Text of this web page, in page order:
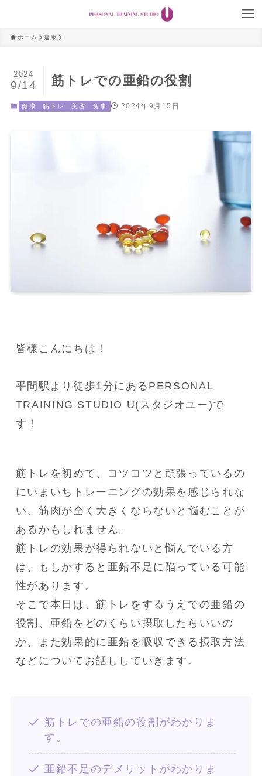
ホーム 健康
筋トレでの亜鉛の役割
2024
9/14
健康 筋トレ 美容 食事 2024年9月15日
皆様こんにちは！
平間駅より徒歩1分にあるPERSONAL
TRAINING STUDIO U(スタジオユー)で
す！
筋トレを初めて、コツコツと頑張っているの
にいまいちトレーニングの効果を感じられな
い、筋肉が全く大きくならないと悩むことが
あるかもしれません。
筋トレの効果が得られないと悩んでいる方
は、もしかすると亜鉛不足に陥っている可能
性があります。
そこで本日は、筋トレをするうえでの亜鉛の
役割、亜鉛をどのくらい摂取したらいいの
か、また効果的に亜鉛を吸収できる摂取方法
などについてお話ししていきます。
筋トレでの亜鉛の役割がわかりま
す。
亜鉛不足のデメリットがわかりま